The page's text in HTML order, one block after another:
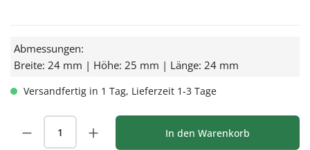
Abmessungen:
Breite: 24 mm | Höhe: 25 mm | Länge: 24 mm
Versandfertig in 1 Tag, Lieferzeit 1-3 Tage
Produkt Anzahl: Gib den gewünschten
In den Warenkorb